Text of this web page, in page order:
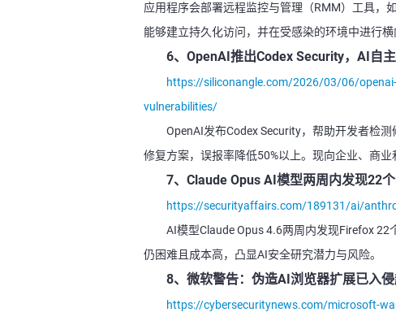
应用程序会部署远程监控与管理（RMM）工具，
能够建立持久化访问，并在受感染的环境中进行横
6、OpenAI推出Codex Security，AI自
https://siliconangle.com/2026/03/06/
vulnerabilities/
OpenAI发布Codex Security，帮助开发者检
修复方案，误报率降低50%以上。现向企业、商
7、Claude Opus AI模型两周内发现22
https://securityaffairs.com/189131/ai/
AI模型Claude Opus 4.6两周内发现Firefox
仍困难且成本高，凸显AI安全研究潜力与风险。
8、微软警告：伪造AI浏览器扩展已入
https://cybersecuritynews.com/microsoft-